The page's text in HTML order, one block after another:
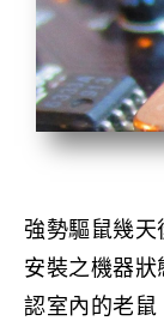
強勢驅鼠幾天
安裝之機器
認室內的老鼠